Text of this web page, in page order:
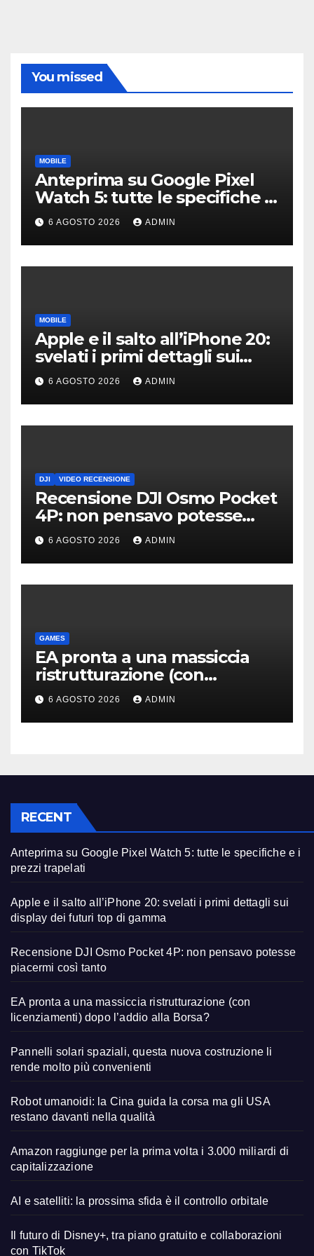
You missed
MOBILE
Anteprima su Google Pixel
Watch 5: tutte le specifiche e
i prezzi trapelati
6 AGOSTO 2026 ADMIN
MOBILE
Apple e il salto all’iPhone 20:
svelati i primi dettagli sui
display dei futuri top di
gamma
6 AGOSTO 2026 ADMIN
DJI VIDEO RECENSIONE
Recensione DJI Osmo Pocket
4P: non pensavo potesse
piacermi così tanto
6 AGOSTO 2026 ADMIN
GAMES
EA pronta a una massiccia
ristrutturazione (con
licenziamenti) dopo l’addio
alla Borsa?
6 AGOSTO 2026 ADMIN
RECENT
Anteprima su Google Pixel Watch 5: tutte le specifiche e i
prezzi trapelati
Apple e il salto all’iPhone 20: svelati i primi dettagli sui
display dei futuri top di gamma
Recensione DJI Osmo Pocket 4P: non pensavo potesse
piacermi così tanto
EA pronta a una massiccia ristrutturazione (con
licenziamenti) dopo l’addio alla Borsa?
Pannelli solari spaziali, questa nuova costruzione li
rende molto più convenienti
Robot umanoidi: la Cina guida la corsa ma gli USA
restano davanti nella qualità
Amazon raggiunge per la prima volta i 3.000 miliardi di
capitalizzazione
AI e satelliti: la prossima sfida è il controllo orbitale
Il futuro di Disney+, tra piano gratuito e collaborazioni
con TikTok